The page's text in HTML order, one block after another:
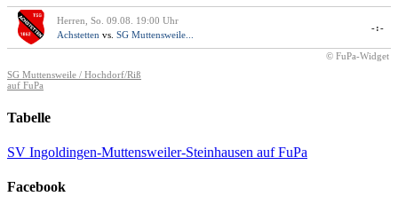
Herren, So. 09.08. 19:00 Uhr
Achstetten vs. SG Muttensweile...
-:-
© FuPa-Widget
SG Muttensweile / Hochdorf/Riß
auf FuPa
Tabelle
SV Ingoldingen-Muttensweiler-Steinhausen auf FuPa
Facebook